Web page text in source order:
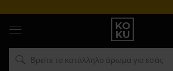
Αυθεντικά
αρώματα
και
ρολόγια
σε